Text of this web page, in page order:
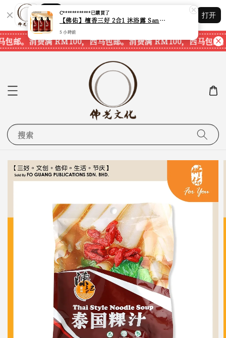
Shopping: 追踪您的订单
您信赖的商店
打开
邮。 消费满 RM100，西马包邮。消费满 RM100，西马包邮。
搜索
C************已購買了
【佛佑】檀香三好 2合1 沐浴露 Sandalwood Hair&Body Shampoo【1套3支】【750ml一支】【现货速发】
5 小時前